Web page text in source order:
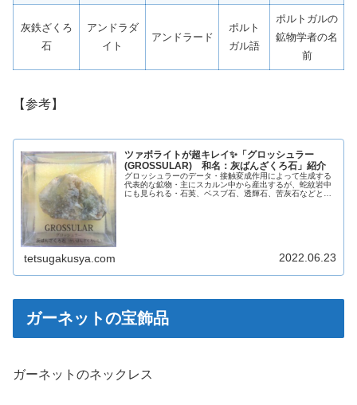
灰鉄ざくろ
石
アンドラダ
イト
アンドラード
ポルト
ガル語
ポルトガルの
鉱物学者の名
前
【参考】
ツァボライトが超キレイ✨「グロッシュラー
(GROSSULAR) 和名：灰ばんざくろ石」紹介
グロッシュラーのデータ・接触変成作用によって生成する
代表的な鉱物・主にスカルン中から産出するが、蛇紋岩中
にも見られる・石英、ベスブ石、透輝石、苦灰石などと共
tetsugakusya.com 2022.06.23
ガーネットの宝飾品
ガーネットのネックレス